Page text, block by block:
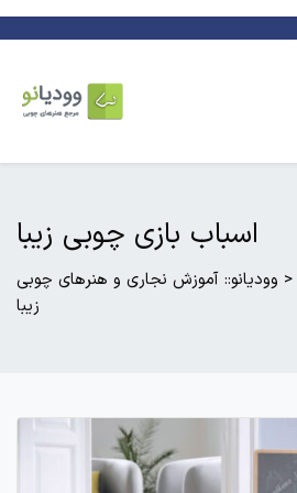
اسباب بازی چوبی زیبا
وودیانو:: آموزش نجاری و هنرهای چوبی >
زیبا